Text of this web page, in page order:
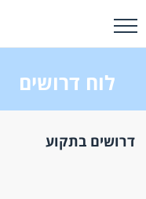
לוח דרושים
דרושים בתקוע